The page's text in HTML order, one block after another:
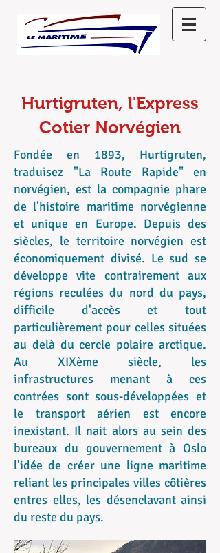
Hurtigruten, l'Express
Cotier Norvégien
Fondée en 1893, Hurtigruten,
traduisez "La Route Rapide" en
norvégien, est la compagnie phare
de l'histoire maritime norvégienne
et unique en Europe. Depuis des
siècles, le territoire norvégien est
économiquement divisé. Le sud se
développe vite contrairement aux
régions reculées du nord du pays,
difficile d'accès et tout
particulièrement pour celles situées
au delà du cercle polaire arctique.
Au XIXème siècle, les
infrastructures menant à ces
contrées sont sous-développées et
le transport aérien est encore
inexistant. Il nait alors au sein des
bureaux du gouvernement à Oslo
l'idée de créer une ligne maritime
reliant les principales villes côtières
entres elles, les désenclavant ainsi
du reste du pays.